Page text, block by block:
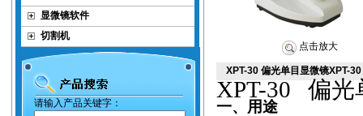
显微镜软件
切割机
请输入产品关键字：
点击放大
XPT-30 偏光单目显微镜XPT-
XPT-30 偏光
一、用途